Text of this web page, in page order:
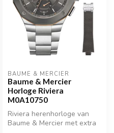
BAUME & MERCIER
Baume & Mercier
Horloge Riviera
M0A10750
Riviera herenhorloge van
Baume & Mercier met extra